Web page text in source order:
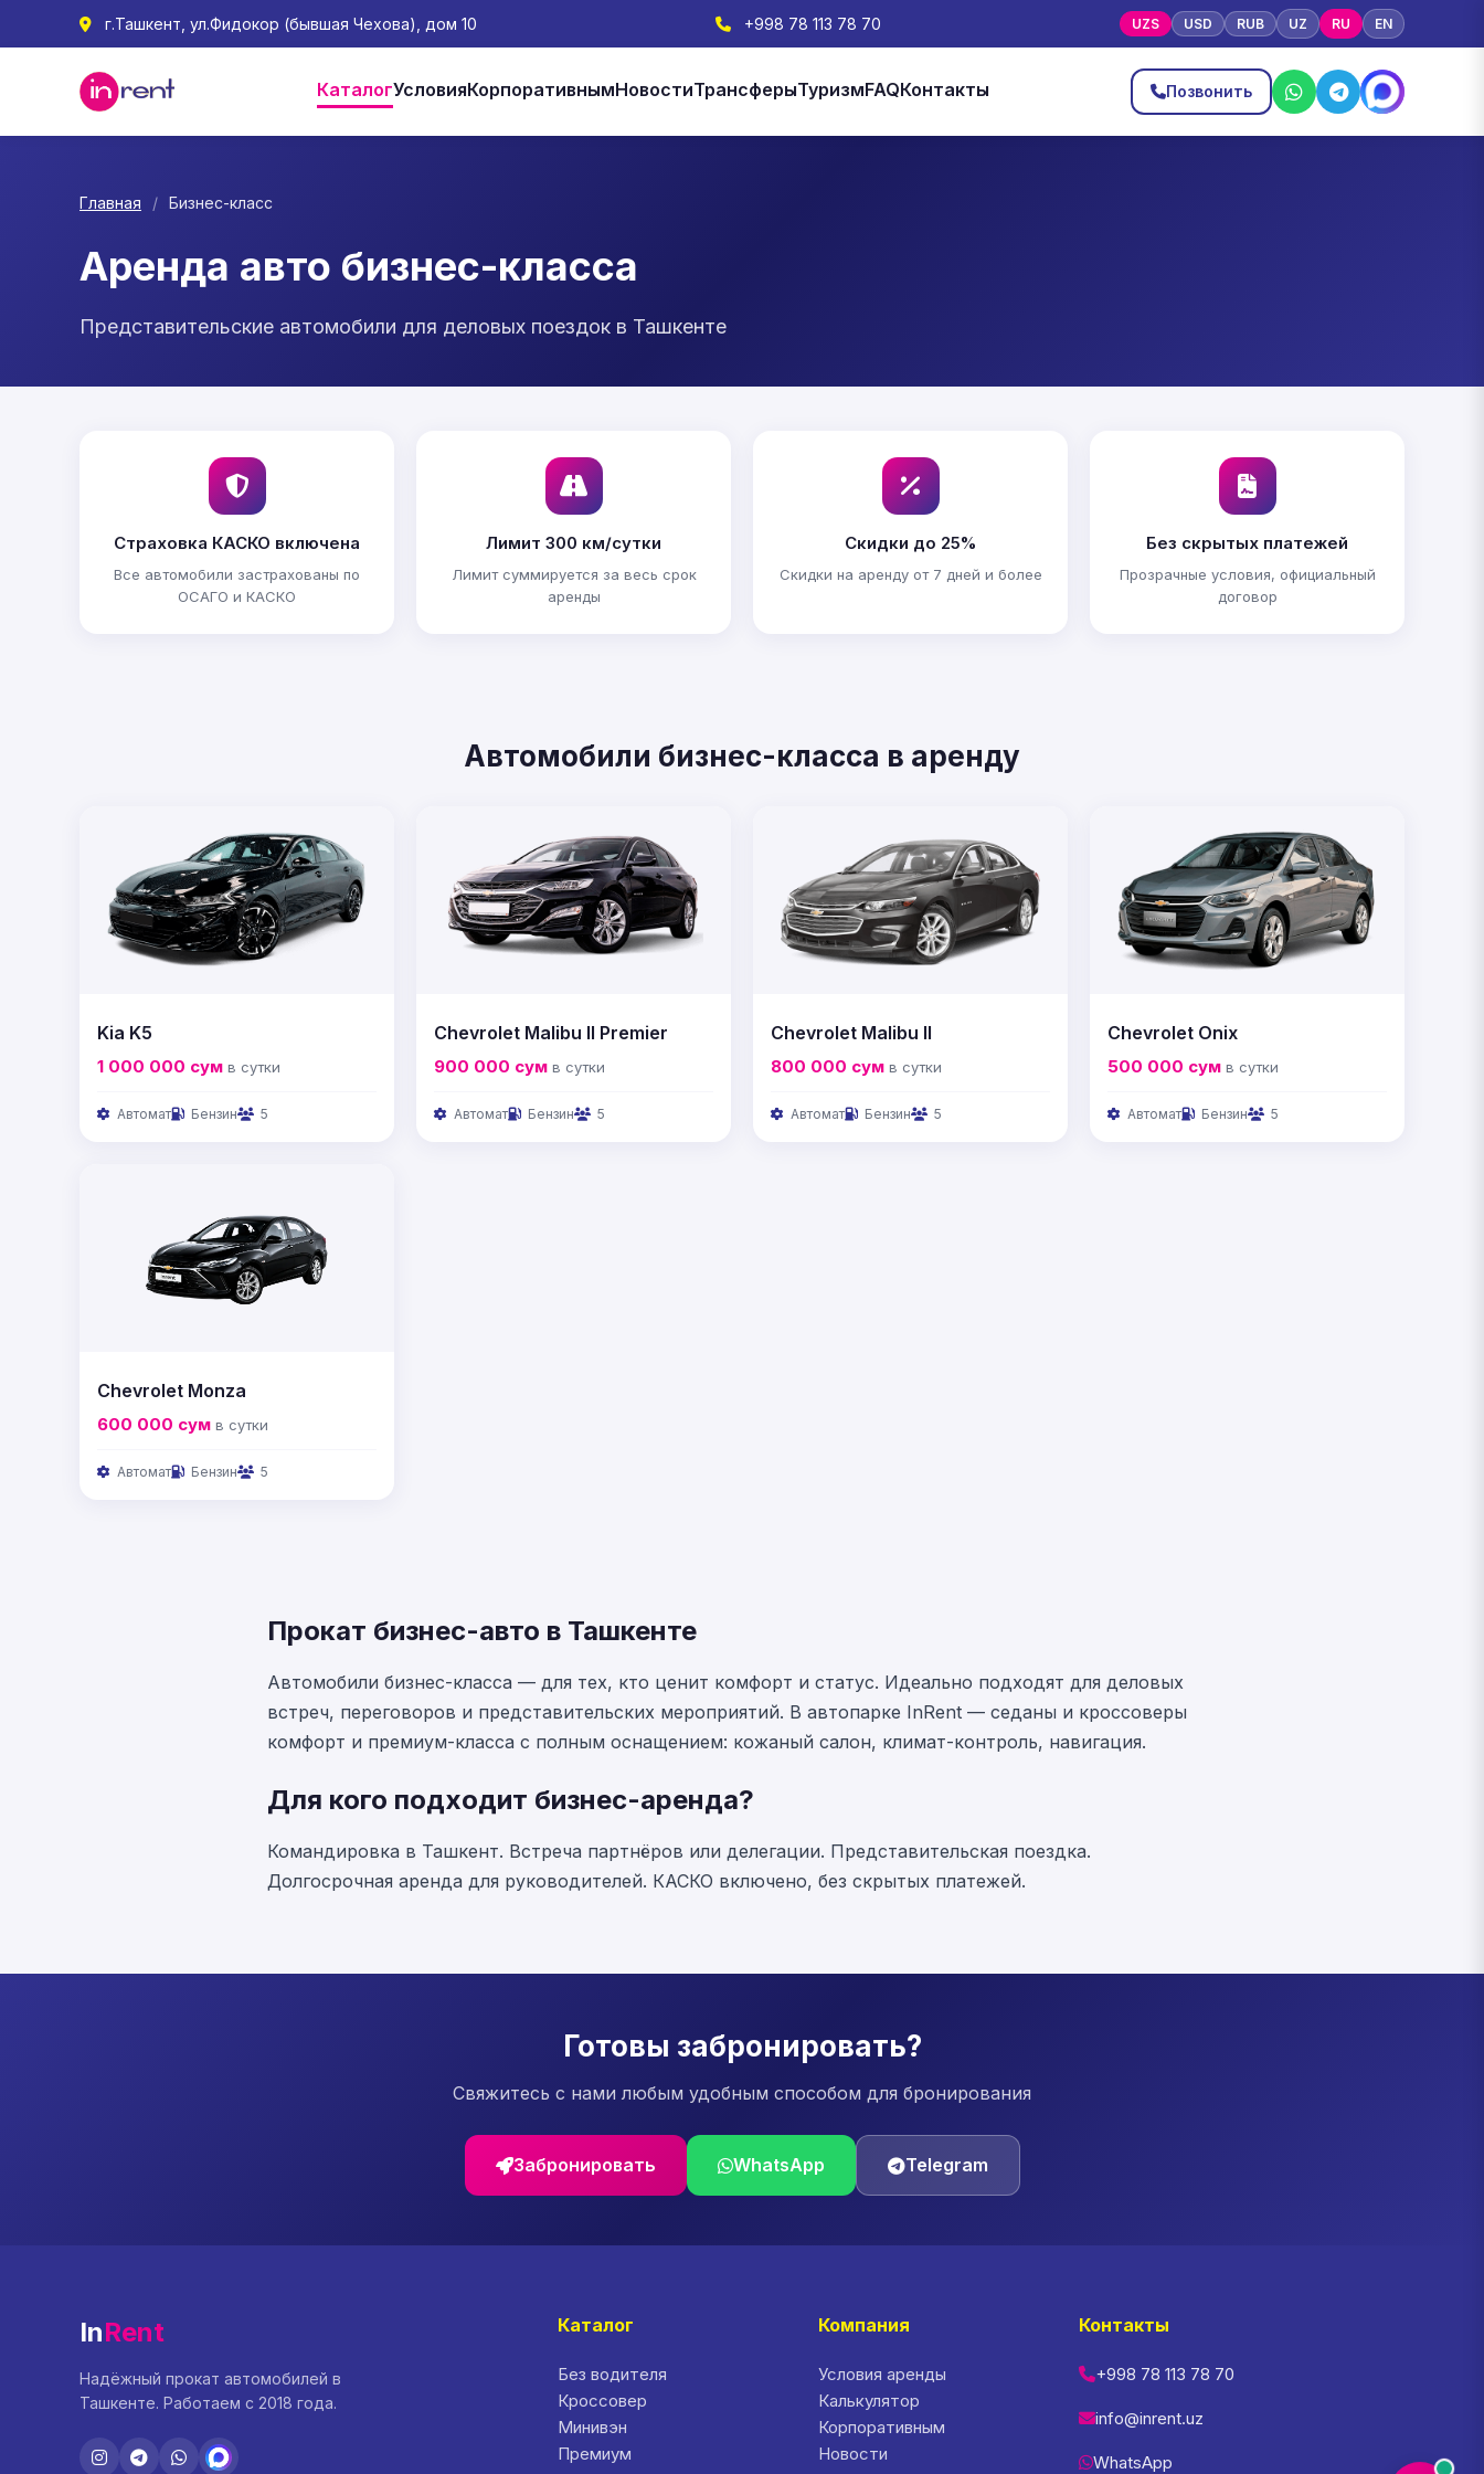
г.Ташкент, ул.Фидокор (бывшая Чехова), дом 10 +998 78 113 78 70 UZS USD RUB UZ RU EN
КаталогУсловияКорпоративнымНовостиТрансферыТуризмFAQКонтакты Позвонить
Главная / Бизнес-класс
Аренда авто бизнес-класса
Представительские автомобили для деловых поездок в Ташкенте
Страховка КАСКО включена
Все автомобили застрахованы по
ОСАГО и КАСКО
Лимит 300 км/сутки
Лимит суммируется за весь срок
аренды
Скидки до 25%
Скидки на аренду от 7 дней и более
Без скрытых платежей
Прозрачные условия, официальный
договор
Автомобили бизнес-класса в аренду
Kia K5
1 000 000 сум в сутки
Автомат Бензин 5
Chevrolet Malibu II Premier
900 000 сум в сутки
Автомат Бензин 5
Chevrolet Malibu II
800 000 сум в сутки
Автомат Бензин 5
Chevrolet Onix
500 000 сум в сутки
Автомат Бензин 5
Chevrolet Monza
600 000 сум в сутки
Автомат Бензин 5
Прокат бизнес-авто в Ташкенте
Автомобили бизнес-класса — для тех, кто ценит комфорт и статус. Идеально подходят для деловых
встреч, переговоров и представительских мероприятий. В автопарке InRent — седаны и кроссоверы
комфорт и премиум-класса с полным оснащением: кожаный салон, климат-контроль, навигация.
Для кого подходит бизнес-аренда?
Командировка в Ташкент. Встреча партнёров или делегации. Представительская поездка.
Долгосрочная аренда для руководителей. КАСКО включено, без скрытых платежей.
Готовы забронировать?
Свяжитесь с нами любым удобным способом для бронирования
Забронировать WhatsApp Telegram
InRent
Надёжный прокат автомобилей в
Ташкенте. Работаем с 2018 года.
Каталог
Без водителя
Кроссовер
Минивэн
Премиум
Компания
Условия аренды
Калькулятор
Корпоративным
Новости
Контакты
+998 78 113 78 70
info@inrent.uz
WhatsApp